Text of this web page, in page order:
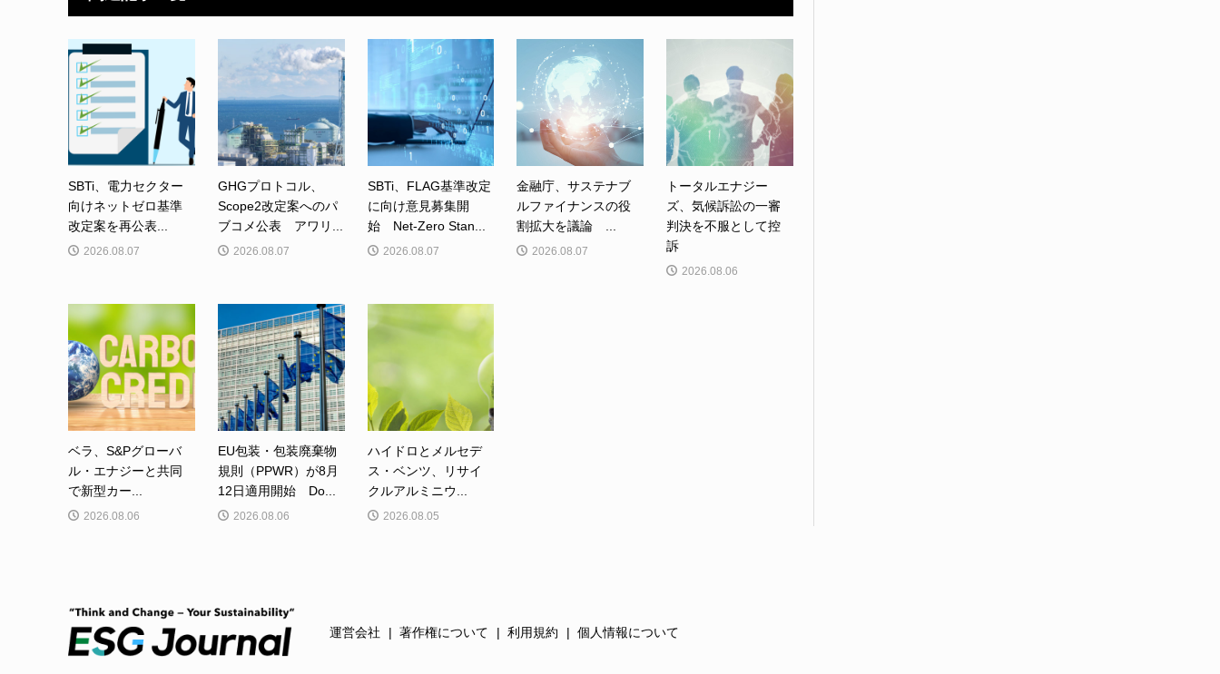
SBTi、電力セクター
向けネットゼロ基準
改定案を再公表...
2026.08.07
GHGプロトコル、
Scope2改定案へのパ
ブコメ公表 アワリ...
2026.08.07
SBTi、FLAG基準改定
に向け意見募集開
始 Net-Zero Stan...
2026.08.07
金融庁、サステナブ
ルファイナンスの役
割拡大を議論 ...
2026.08.07
トータルエナジー
ズ、気候訴訟の一審
判決を不服として控
訴
2026.08.06
ベラ、S&Pグローバ
ル・エナジーと共同
で新型カー...
2026.08.06
EU包装・包装廃棄物
規則（PPWR）が8月
12日適用開始 Do...
2026.08.06
ハイドロとメルセデ
ス・ベンツ、リサイ
クルアルミニウ...
2026.08.05
運営会社 著作権について 利用規約 個人情報について